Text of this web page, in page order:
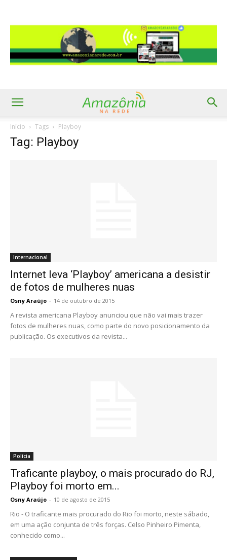
Início Tags Playboy
Tag: Playboy
Internacional
Internet leva ‘Playboy’ americana a desistir
de fotos de mulheres nuas
Osny Araújo - 14 de outubro de 2015
A revista americana Playboy anunciou que não vai mais trazer
fotos de mulheres nuas, como parte do novo posicionamento da
publicação. Os executivos da revista...
Polícia
Traficante playboy, o mais procurado do RJ,
Playboy foi morto em...
Osny Araújo - 10 de agosto de 2015
Rio - O traficante mais procurado do Rio foi morto, neste sábado,
em uma ação conjunta de três forças. Celso Pinheiro Pimenta,
conhecido como...